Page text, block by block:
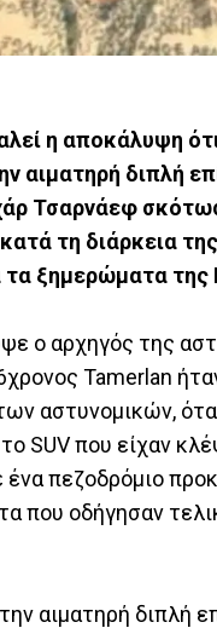
η αποκάλυψη
αιματηρή διπλή
Τσαρνάεφ
τη διάρκεια
τα ξημερώματα
ο αρχηγός της
Tamerlan
αστυνομικών,
SUV που είχαν
πεζοδρόμιο
που οδήγησαν
αιματηρή διπλή